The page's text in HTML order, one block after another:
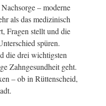
– moderne
als das medizinisch
Fragen stellt und die
spüren.
die drei wichtigsten
Zahngesundheit geht.
– ob in Rüttenscheid,